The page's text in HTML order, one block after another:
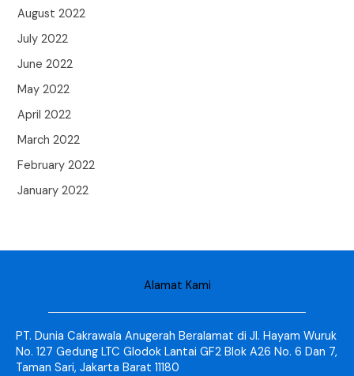
August 2022
July 2022
June 2022
May 2022
April 2022
March 2022
February 2022
January 2022
Alamat Kami
PT. Dunia Cakrawala Anugerah Beralamat di Jl. Hayam Wuruk
No. 127 Gedung LTC Glodok Lantai GF2 Blok A26 No. 6 Dan 7,
Taman Sari, Jakarta Barat 11180